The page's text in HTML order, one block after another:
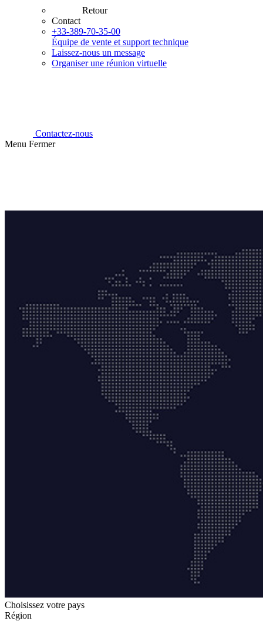
Retour
Contact
+33-389-70-35-00
Équipe de vente et support technique
Laissez-nous un message
Organiser une réunion virtuelle
Contactez-nous
Menu Fermer
Choisissez votre pays
Région